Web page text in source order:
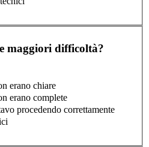
maggiori difficoltà?
erano chiare
erano complete
procedendo correttamente